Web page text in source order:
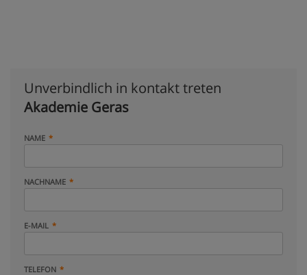
Unverbindlich in kontakt treten
Akademie Geras
NAME
NACHNAME
E-MAIL
TELEFON